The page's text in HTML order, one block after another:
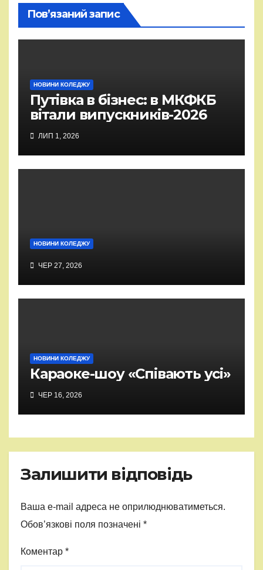
Пов’язаний запис
НОВИНИ КОЛЕДЖУ
Путівка в бізнес: в МКФКБ
вітали випускників-2026
ЛИП 1, 2026
НОВИНИ КОЛЕДЖУ
ЧЕР 27, 2026
НОВИНИ КОЛЕДЖУ
Караоке-шоу «Співають усі»
ЧЕР 16, 2026
Залишити відповідь
Ваша e-mail адреса не оприлюднюватиметься.
Обов’язкові поля позначені *
Коментар *